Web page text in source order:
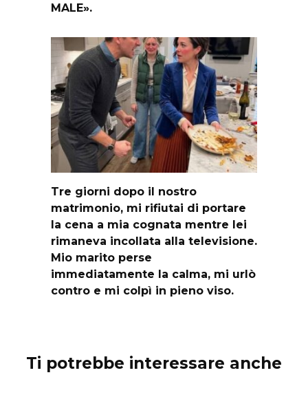
MALE».
Tre giorni dopo il nostro
matrimonio, mi rifiutai di portare
la cena a mia cognata mentre lei
rimaneva incollata alla televisione.
Mio marito perse
immediatamente la calma, mi urlò
contro e mi colpì in pieno viso.
Ti potrebbe interessare anche